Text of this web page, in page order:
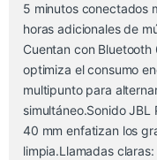
5 minutos conectados
horas adicionales de
Cuentan con
optimiza el consumo
multipunto para
simultáneo.Sonido JBL
40 mm enfatizan los
limpia.Llamadas